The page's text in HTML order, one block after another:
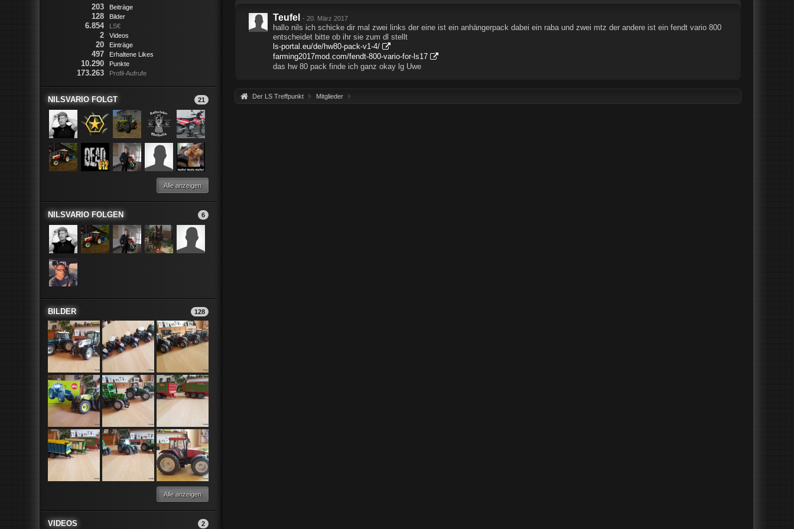
Beiträge
203
Bilder
128
LS€
6.854
Videos
2
Einträge
20
Erhaltene Likes
497
Punkte
10.290
Profil-Aufrufe
173.263
NILSVARIO FOLGT 21
Alle anzeigen
NILSVARIO FOLGEN 6
BILDER 128
Alle anzeigen
VIDEOS 2
Teufel -20. März 2017
hallo nils ich schicke dir mal zwei links der eine ist ein anhängerpack dabei ein raba und zwei mtz der andere ist ein fendt vario 800
entscheidet bitte ob ihr sie zum dl stellt
ls-portal.eu/de/hw80-pack-v1-4/
farming2017mod.com/fendt-800-vario-for-ls17
das hw 80 pack finde ich ganz okay lg Uwe
Der LS Treffpunkt Mitglieder